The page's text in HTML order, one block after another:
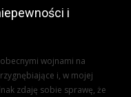
i
wojnami na
i, w mojej
zdaję sobie sprawę, że